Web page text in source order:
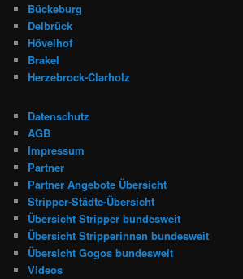
Bückeburg
Delbrück
Hövelhof
Brakel
Herzebrock-Clarholz
Datenschutz
AGB
Impressum
Partner
Partner Angebote Übersicht
Stripper-Städte-Übersicht
Übersicht Stripper bundesweit
Übersicht Stripperinnen bundesweit
Übersicht Gogos bundesweit
Videos